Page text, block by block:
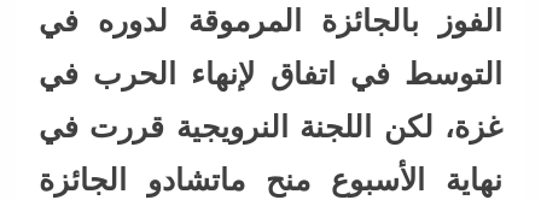
الفوز بالجائزة المرموقة لدوره في
التوسط في اتفاق لإنهاء الحرب في
غزة، لكن اللجنة النرويجية قررت في
نهاية الأسبوع منح ماتشادو الجائزة